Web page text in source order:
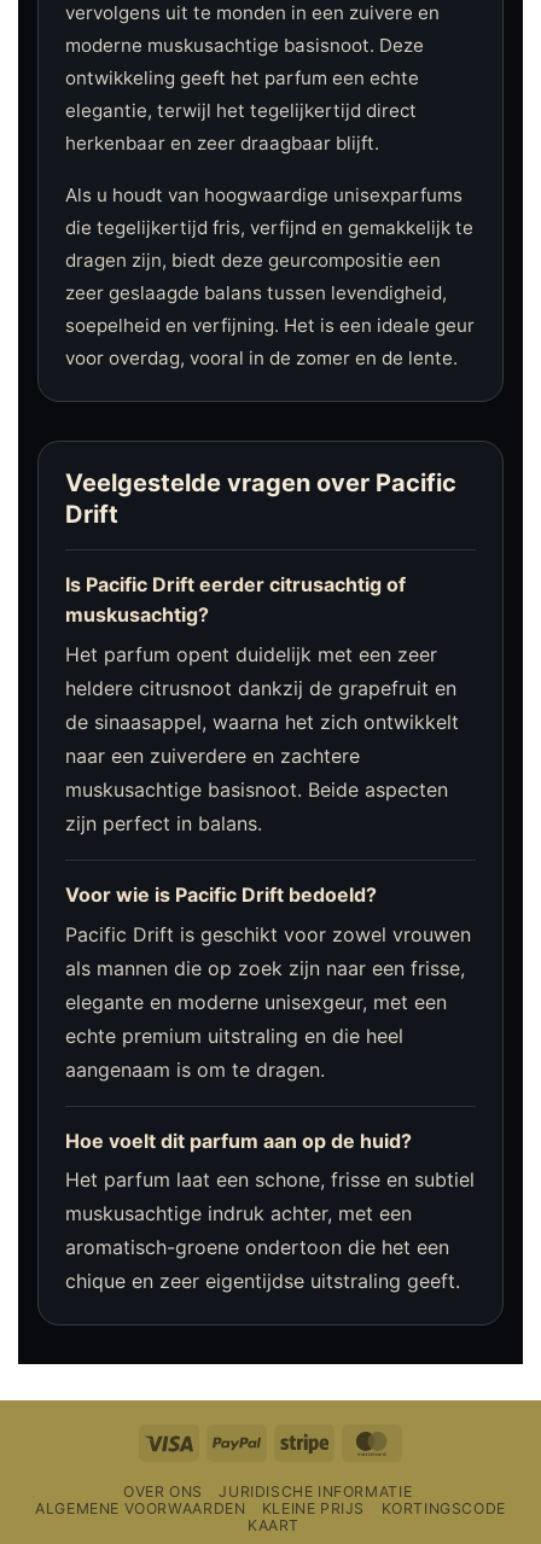
vervolgens uit te monden in een zuivere en
moderne muskusachtige basisnoot. Deze
ontwikkeling geeft het parfum een echte
elegantie, terwijl het tegelijkertijd direct
herkenbaar en zeer draagbaar blijft.
Als u houdt van hoogwaardige unisexparfums
die tegelijkertijd fris, verfijnd en gemakkelijk te
dragen zijn, biedt deze geurcompositie een
zeer geslaagde balans tussen levendigheid,
soepelheid en verfijning. Het is een ideale geur
voor overdag, vooral in de zomer en de lente.
Veelgestelde vragen over Pacific
Drift
Is Pacific Drift eerder citrusachtig of
muskusachtig?
Het parfum opent duidelijk met een zeer
heldere citrusnoot dankzij de grapefruit en
de sinaasappel, waarna het zich ontwikkelt
naar een zuiverdere en zachtere
muskusachtige basisnoot. Beide aspecten
zijn perfect in balans.
Voor wie is Pacific Drift bedoeld?
Pacific Drift is geschikt voor zowel vrouwen
als mannen die op zoek zijn naar een frisse,
elegante en moderne unisexgeur, met een
echte premium uitstraling en die heel
aangenaam is om te dragen.
Hoe voelt dit parfum aan op de huid?
Het parfum laat een schone, frisse en subtiel
muskusachtige indruk achter, met een
aromatisch-groene ondertoon die het een
chique en zeer eigentijdse uitstraling geeft.
Visa PayPal Streep
OVER ONS
JURIDISCHE INFORMATIE
ALGEMENE VOORWAARDEN
KLEINE PRIJS
KORTINGSCODE
KAART